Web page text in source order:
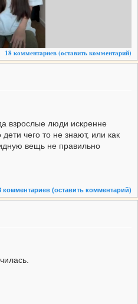
18 комментариев(оставить комментарий)
взрослые люди искренне
чего то не знают, или как
вещь не правильно
комментариев (оставить комментарий)